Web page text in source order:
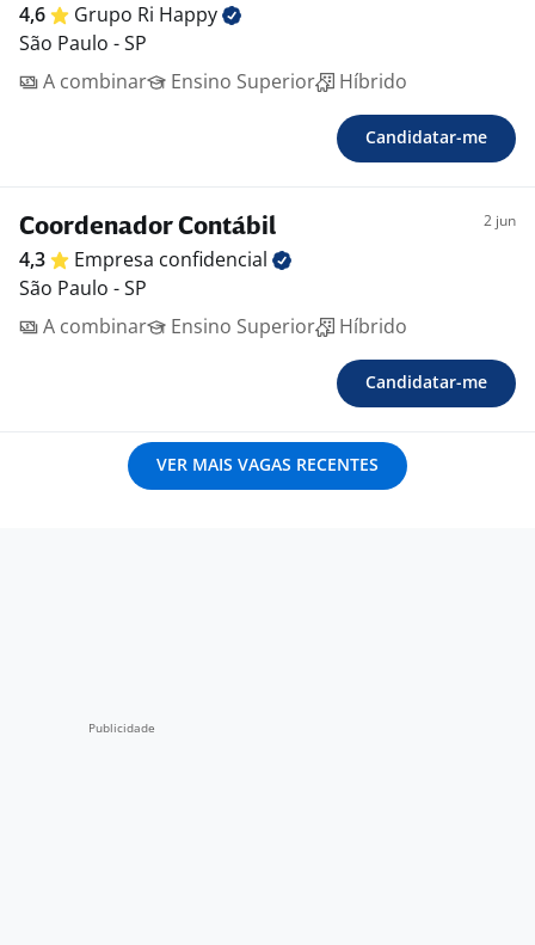
4,6 Grupo Ri Happy
São Paulo - SP
A combinar
Ensino Superior Híbrido
Candidatar-me
Coordenador Contábil 2 jun
4,3 Empresa confidencial
São Paulo - SP
A combinar
Ensino Superior Híbrido
Candidatar-me
VER MAIS VAGAS RECENTES